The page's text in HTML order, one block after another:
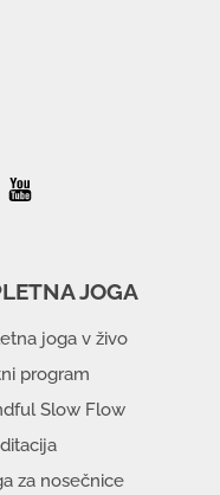
JOGA
joga v živo
program
Slow Flow
za nosečnice